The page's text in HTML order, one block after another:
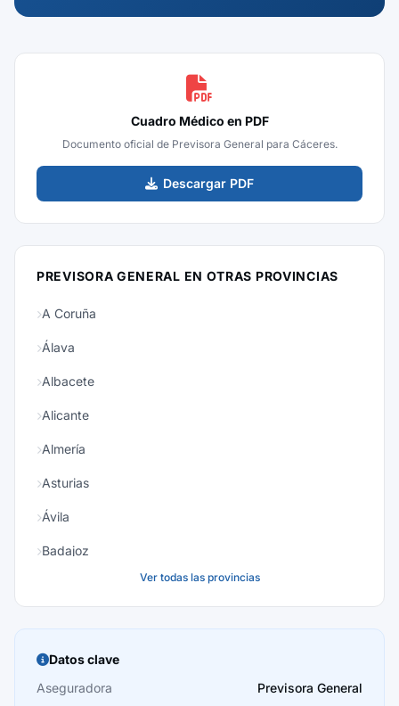
Cuadro Médico en PDF
Documento oficial de Previsora General para Cáceres.
Descargar PDF
PREVISORA GENERAL EN OTRAS PROVINCIAS
A Coruña
Álava
Albacete
Alicante
Almería
Asturias
Ávila
Badajoz
Burgos
Cáceres
Ver todas las provincias
Datos clave
Aseguradora
Previsora General